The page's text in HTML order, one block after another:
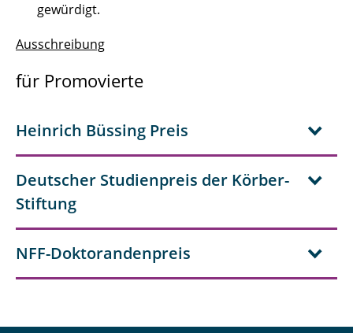
gewürdigt.
Ausschreibung
für Promovierte
Heinrich Büssing Preis
Deutscher Studienpreis der Körber-
Stiftung
NFF-Doktorandenpreis